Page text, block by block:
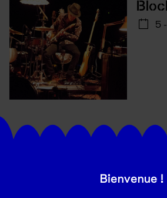
5
Bienvenue !